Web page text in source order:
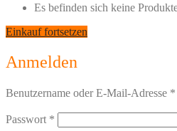
Es befinden sich keine
Einkauf fortsetzen
Anmelden
Benutzername oder E-Mail-Adresse *
Passwort *